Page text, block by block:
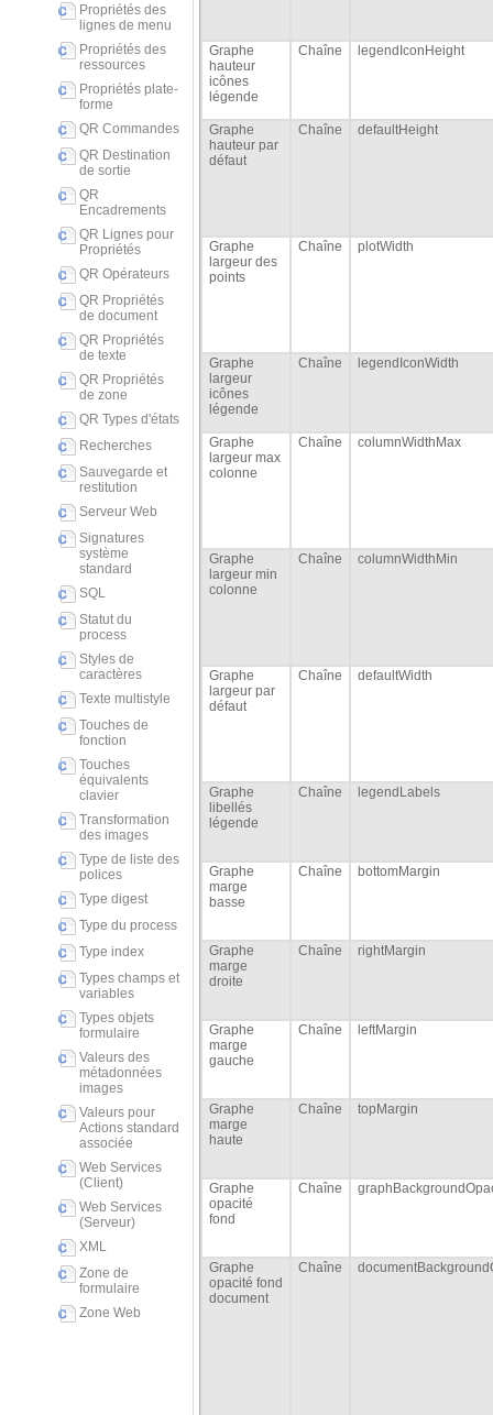
Propriétés des
lignes de menu
Propriétés des
ressources
Propriétés plate-
forme
QR Commandes
QR Destination
de sortie
QR
Encadrements
QR Lignes pour
Propriétés
QR Opérateurs
QR Propriétés
de document
QR Propriétés
de texte
QR Propriétés
de zone
QR Types d'états
Recherches
Sauvegarde et
restitution
Serveur Web
Signatures
système
standard
SQL
Statut du
process
Styles de
caractères
Texte multistyle
Touches de
fonction
Touches
équivalents
clavier
Transformation
des images
Type de liste des
polices
Type digest
Type du process
Type index
Types champs et
variables
Types objets
formulaire
Valeurs des
métadonnées
images
Valeurs pour
Actions standard
associée
Web Services
(Client)
Web Services
(Serveur)
XML
Zone de
formulaire
Zone Web
Graphe
hauteur
icônes
légende
Chaîne legendIconHeight
Graphe
hauteur par
défaut
Chaîne defaultHeight
Graphe
largeur des
points
Chaîne plotWidth
Graphe
largeur
icônes
légende
Chaîne legendIconWidth
Graphe
largeur max
colonne
Chaîne columnWidthMax
Graphe
largeur min
colonne
Chaîne columnWidthMin
Graphe
largeur par
défaut
Chaîne defaultWidth
Graphe
libellés
légende
Chaîne legendLabels
Graphe
marge
basse
Chaîne bottomMargin
Graphe
marge
droite
Chaîne rightMargin
Graphe
marge
gauche
Chaîne leftMargin
Graphe
marge
haute
Chaîne topMargin
Graphe
opacité
fond
Chaîne
Graphe
opacité fond
document
Chaîne